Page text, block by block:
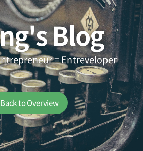
Blog
= Entreveloper
Back to Overview